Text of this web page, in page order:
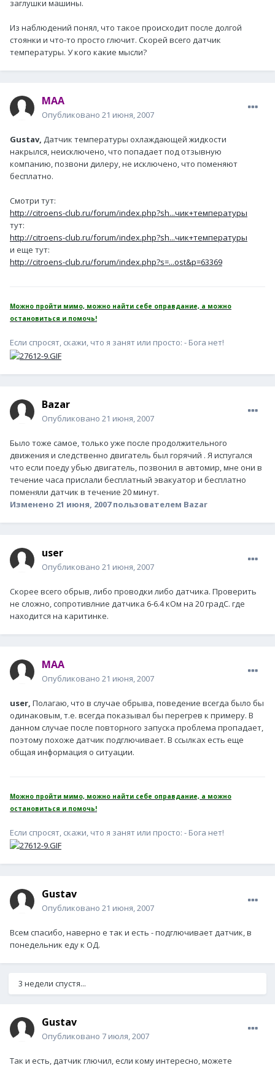
заглушки машины.
Из наблюдений понял, что такое происходит после долгой
стоянки и что-то просто глючит. Скорей всего датчик
температуры. У кого какие мысли?
MAA
Опубликовано 21 июня, 2007
Gustav, Датчик температуры охлаждающей жидкости
накрылся, неисключено, что попадает под отзывную
компанию, позвони дилеру, не исключено, что поменяют
бесплатно.
Смотри тут:
http://citroens-club.ru/forum/index.php?sh...чик+температуры
тут:
http://citroens-club.ru/forum/index.php?sh...чик+температуры
и еще тут:
http://citroens-club.ru/forum/index.php?s=...ost&p=63369
Можно пройти мимо, можно найти себе оправдание, а можно
остановиться и помочь!
Если спросят, скажи, что я занят или просто: - Бога нет!
Bazar
Опубликовано 21 июня, 2007
Было тоже самое, только уже после продолжительного
движения и следственно двигатель был горячий . Я испугался
что если поеду убью двигатель, позвонил в автомир, мне они в
течение часа прислали бесплатный эвакуатор и бесплатно
поменяли датчик в течение 20 минут.
Изменено 21 июня, 2007пользователем Bazar
user
Опубликовано 21 июня, 2007
Скорее всего обрыв, либо проводки либо датчика. Проверить
не сложно, сопротивлние датчика 6-6.4 кОм на 20 градС. где
находится на каритинке.
MAA
Опубликовано 21 июня, 2007
user, Полагаю, что в случае обрыва, поведение всегда было бы
одинаковым, т.е. всегда показывал бы перегрев к примеру. В
данном случае после повторного запуска проблема пропадает,
поэтому похоже датчик подглючивает. В ссылках есть еще
общая информация о ситуации.
Можно пройти мимо, можно найти себе оправдание, а можно
остановиться и помочь!
Если спросят, скажи, что я занят или просто: - Бога нет!
Gustav
Опубликовано 21 июня, 2007
Всем спасибо, наверно е так и есть - подглючивает датчик, в
понедельник еду к ОД.
3 недели спустя...
Gustav
Опубликовано 7 июля, 2007
Так и есть, датчик глючил, если кому интересно, можете